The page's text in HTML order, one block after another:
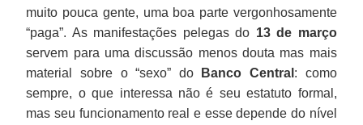
muito pouca gente, uma boa parte vergonhosamente
“paga”. As manifestações pelegas do 13 de março
servem para uma discussão menos douta mas mais
material sobre o “sexo” do
Banco Central : como
sempre, o que interessa não é seu estatuto formal,
mas seu funcionamento real e esse depende do nível